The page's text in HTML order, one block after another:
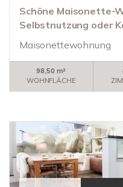
Schöne Maisonette-
Selbstnutzung oder
Maisonettewohnung
98,50 m²
WOHNFLÄCHE